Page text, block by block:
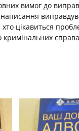
вимог до
хто цікавиться
кримінальних